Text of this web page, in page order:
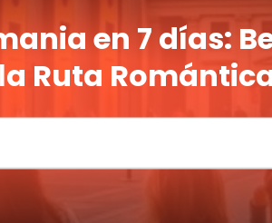
en 7 días:
Ruta